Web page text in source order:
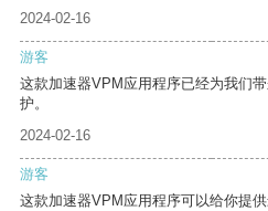
2024-02-16
游客
这款加速器VPM应用程序已经为我们
护。
2024-02-16
游客
这款加速器VPM应用程序可以给你提